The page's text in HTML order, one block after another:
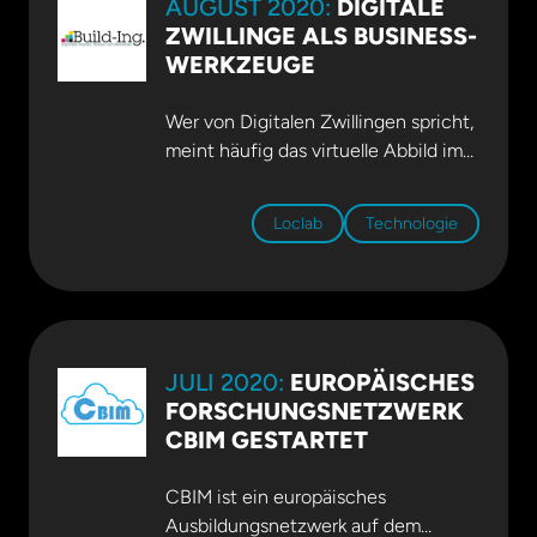
May eingeholt. Mehr dazu
imPresseportal des ZDF.
AUGUST 2020: DIGITALE
ZWILLINGE ALS BUSINESS-
WERKZEUGE
Wer von Digitalen Zwillingen spricht,
meint häufig das virtuelle Abbild im
Erstellung nicht kosten- und
datenintensiv sein muss, zeigt eine
Consulting. Ilka May zeigt im
Fachartikel der Zeitschrift Build-Ing
Loclab Technologie
JULI 2020: EUROPÄISCHES
FORSCHUNGSNETZWERK
CBIM GESTARTET
CBIM ist ein europäisches
Ausbildungsnetzwerk auf dem